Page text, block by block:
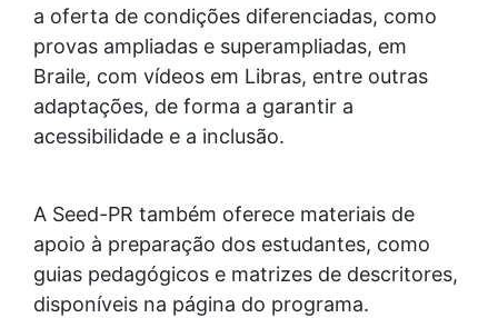
a oferta de condições diferenciadas, como
provas ampliadas e superampliadas, em
Braile, com vídeos em Libras, entre outras
adaptações, de forma a garantir a
acessibilidade e a inclusão.
A Seed-PR também oferece materiais de
apoio à preparação dos estudantes, como
guias pedagógicos e matrizes de descritores,
disponíveis na página do programa.